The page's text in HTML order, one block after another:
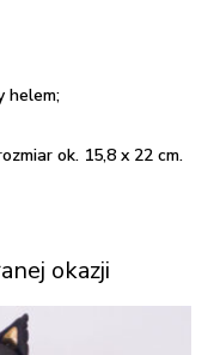
helem;
ok. 15,8 x 22 cm.
okazji